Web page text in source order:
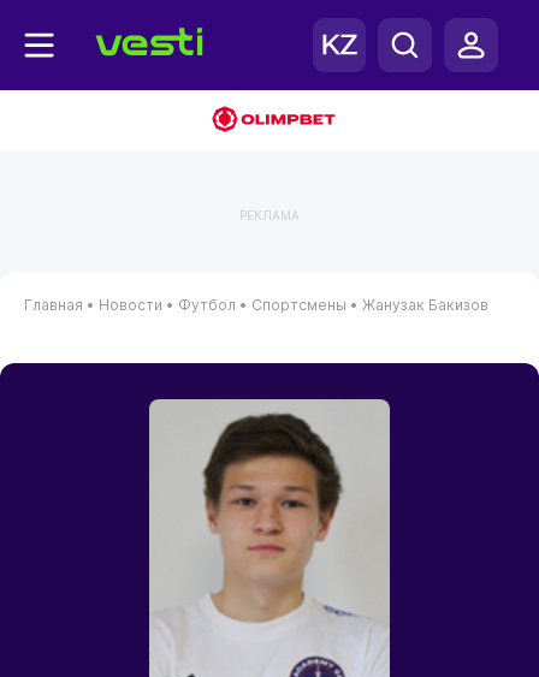
РЕКЛАМА
Главная • Новости • Футбол • Спортсмены • Жанузак Бакизов